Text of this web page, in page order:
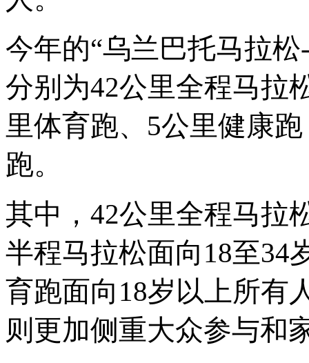
今年的“乌兰巴托马拉
分别为42公里全程马拉
里体育跑、5公里健康
跑。
其中， 42公里全程马拉
半程马拉松面向18至34
育跑面向18岁以上所有
则更加侧重大众参与和